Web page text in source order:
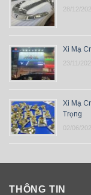
28/12/
Xi Mạ
23/11/
Xi Mạ
Trọng
02/06/
THÔNG TIN